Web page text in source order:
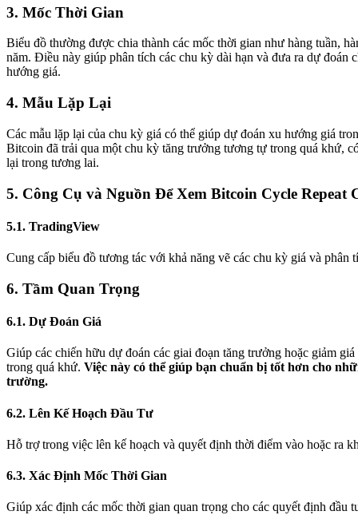
3. Mốc Thời Gian
Biểu đồ thường được chia thành các mốc thời gian như hàng tuần,
năm. Điều này giúp phân tích các chu kỳ dài hạn và đưa ra dự đoán
hướng giá.
4. Mẫu Lặp Lại
Các mẫu lặp lại của chu kỳ giá có thể giúp dự đoán xu hướng giá
Bitcoin đã trải qua một chu kỳ tăng trưởng tương tự trong quá khứ,
lại trong tương lai.
5. Công Cụ và Nguồn Để Xem Bitcoin Cycle Repeat
5.1. TradingView
Cung cấp biểu đồ tương tác với khả năng vẽ các chu kỳ giá và phân
6. Tầm Quan Trọng
6.1. Dự Đoán Giá
Giúp các chiến hữu dự đoán các giai đoạn tăng trưởng hoặc giảm
trong quá khứ. Việc này có thể giúp bạn chuẩn bị tốt hơn cho
trường.
6.2. Lên Kế Hoạch Đầu Tư
Hỗ trợ trong việc lên kế hoạch và quyết định thời điểm vào hoặc ra
6.3. Xác Định Mốc Thời Gian
Giúp xác định các mốc thời gian quan trọng cho các quyết định đầu